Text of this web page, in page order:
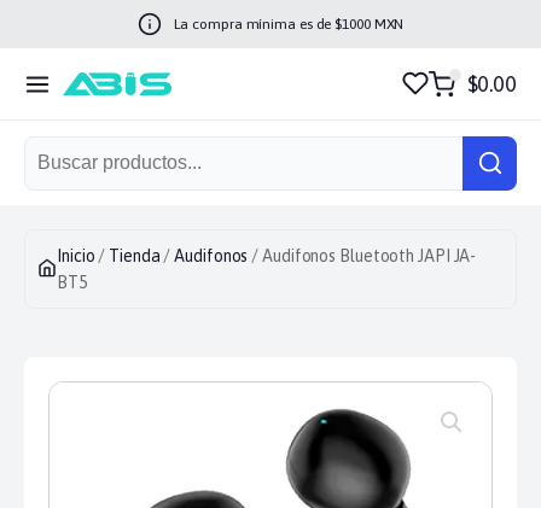
La compra mínima es de $1000MXN
$0.00
Inicio / Tienda /Audifonos / Audifonos Bluetooth JAPI JA-
BT5